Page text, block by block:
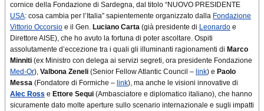
cornice della Fondazione di Sardegna, dal titolo “NUOVO PRESIDENTE
USA: cosa cambia per l’Italia” sapientemente organizzato dalla Fondazione
Vittorio Occorsio e il Gen. Luciano Carta (già presidente di Leonardo e
Direttore AISE), che ho avuto la fortuna di poter ascoltare. Ospiti
assolutamente d’eccezione tra i quali gli illuminanti ragionamenti di Marco
Minniti (ex Ministro con delega ai servizi segreti, ora presidente Fondazione
Med-Or), Valbona Zeneli (Senior Fellow Atlantic Council – link) e Paolo
Messa (Fondatore di Formiche – link), ma anche le visioni innovative di
Alec Ross e Ettore Sequi (Ambasciatore e diplomatico italiano), che hanno
sicuramente dato molte aperture sullo scenario internazionale e sugli impatti